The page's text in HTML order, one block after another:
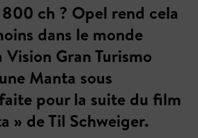
ch ? Opel rend cela
dans le monde
Gran Turismo
Manta sous
pour la suite du film
» de Til Schweiger.